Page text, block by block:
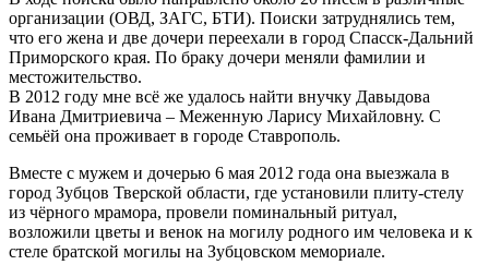
организации (ОВД, ЗАГС, БТИ). Поиски затруднялись тем,
что его жена и две дочери переехали в город Спасск-Дальний
Приморского края. По браку дочери меняли фамилии и
местожительство.
В 2012 году мне всё же удалось найти внучку Давыдова
Ивана Дмитриевича – Меженную Ларису Михайловну. С
семьёй она проживает в городе Ставрополь.
Вместе с мужем и дочерью 6 мая 2012 года она выезжала в
город Зубцов Тверской области, где установили плиту-стелу
из чёрного мрамора, провели поминальный ритуал,
возложили цветы и венок на могилу родного им человека и к
стеле братской могилы на Зубцовском мемориале.